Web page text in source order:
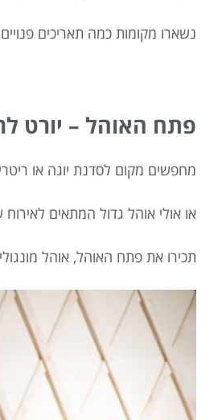
נשארו מקומות כמה תאריכים פנויים לחופשת פסח
פתח האוהל – יורט
מחפשים מקום לסדנת יוגה או
או אולי אוהל גדול המתאים
תכירו את פתח האוהל, אוהל